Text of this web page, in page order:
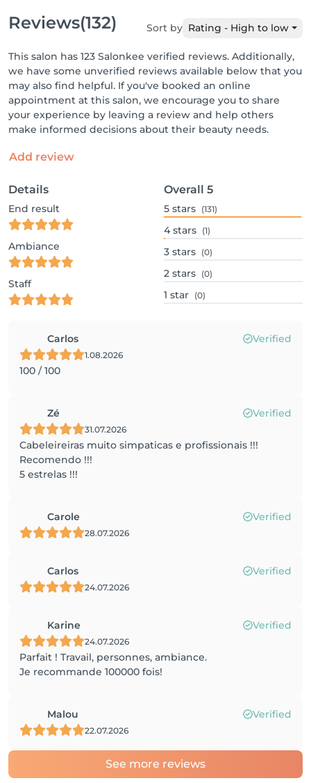
Reviews(132) Sort by Rating - High to low
This salon has 123 Salonkee verified reviews. Additionally,
we have some unverified reviews available below that you
may also find helpful. If you've booked an online
appointment at this salon, we encourage you to share
your experience by leaving a review and help others
make informed decisions about their beauty needs.
Add review
Details
End result
Ambiance
Staff
Overall 5
5 stars (131)
4 stars (1)
3 stars (0)
2 stars (0)
1 star (0)
Carlos Verified
1.08.2026
100 / 100
Zé Verified
31.07.2026
Cabeleireiras muito simpaticas e profissionais !!!
Recomendo !!!
5 estrelas !!!
Carole Verified
28.07.2026
Carlos Verified
24.07.2026
Karine Verified
24.07.2026
Parfait ! Travail, personnes, ambiance.
Je recommande 100000 fois!
Malou Verified
22.07.2026
See more reviews